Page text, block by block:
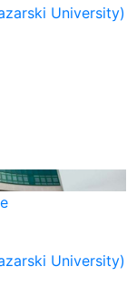
University)
University)